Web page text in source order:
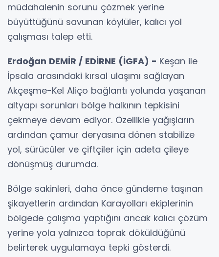
müdahalenin sorunu çözmek yerine
büyüttüğünü savunan köylüler, kalıcı yol
çalışması talep etti.
Erdoğan DEMİR / EDİRNE (İGFA) - Keşan ile
İpsala arasındaki kırsal ulaşımı sağlayan
Akçeşme-Kel Aliço bağlantı yolunda yaşanan
altyapı sorunları bölge halkının tepkisini
çekmeye devam ediyor. Özellikle yağışların
ardından çamur deryasına dönen stabilize
yol, sürücüler ve çiftçiler için adeta çileye
dönüşmüş durumda.
Bölge sakinleri, daha önce gündeme taşınan
şikayetlerin ardından Karayolları ekiplerinin
bölgede çalışma yaptığını ancak kalıcı çözüm
yerine yola yalnızca toprak döküldüğünü
belirterek uygulamaya tepki gösterdi.